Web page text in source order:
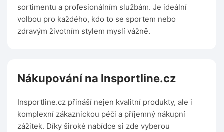
sortimentu a profesionálním službám. Je ideální
volbou pro každého, kdo to se sportem nebo
zdravým životním stylem myslí vážně.
Nákupování na Insportline.cz
Insportline.cz přináší nejen kvalitní produkty, ale i
komplexní zákaznickou péči a příjemný nákupní
zážitek. Díky široké nabídce si zde vyberou